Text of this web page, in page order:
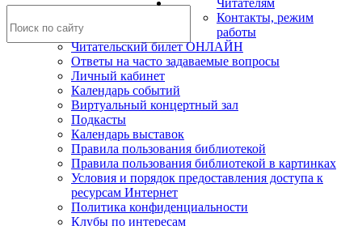
Читателям
Контакты, режим
работы
Читательский билет ОНЛАЙН
Ответы на часто задаваемые вопросы
Личный кабинет
Календарь событий
Виртуальный концертный зал
Подкасты
Календарь выставок
Правила пользования библиотекой
Правила пользования библиотекой в картинках
Условия и порядок предоставления доступа к
ресурсам Интернет
Политика конфиденциальности
Клубы по интересам